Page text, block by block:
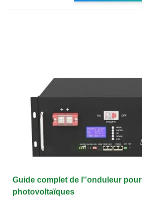
Guide complet de l''onduleur
photovoltaïques